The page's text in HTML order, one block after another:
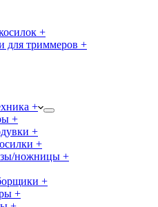
+
для триммеров +
+
+
+
+
ножницы +
+
+